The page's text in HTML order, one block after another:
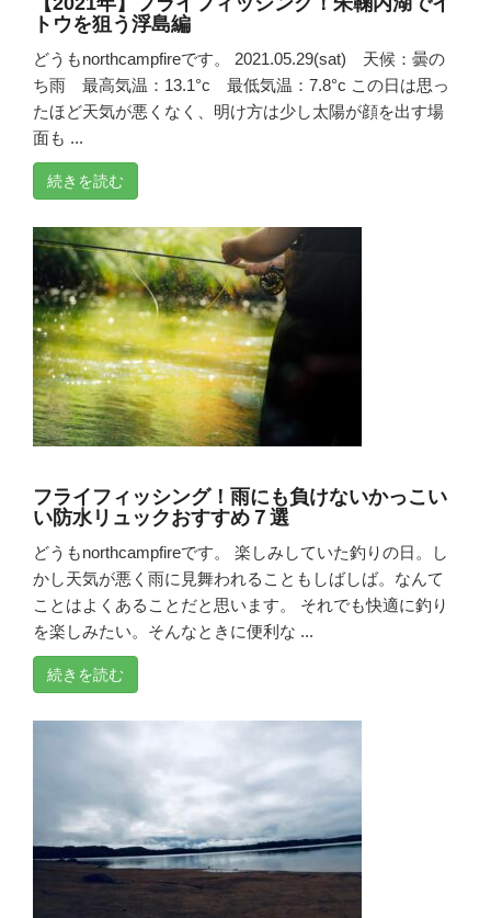
トウを狙う浮島編
どうもnorthcampfireです。 2021.05.29(sat) 天候：曇の
ち雨 最高気温：13.1°c 最低気温：7.8°c この日は思っ
たほど天気が悪くなく、明け方は少し太陽が顔を出す場
面も ...
続きを読む
フライフィッシング！雨にも負けないかっこい
い防水リュックおすすめ７選
どうもnorthcampfireです。 楽しみしていた釣りの日。し
かし天気が悪く雨に見舞われることもしばしば。なんて
ことはよくあることだと思います。 それでも快適に釣り
を楽しみたい。そんなときに便利な ...
続きを読む